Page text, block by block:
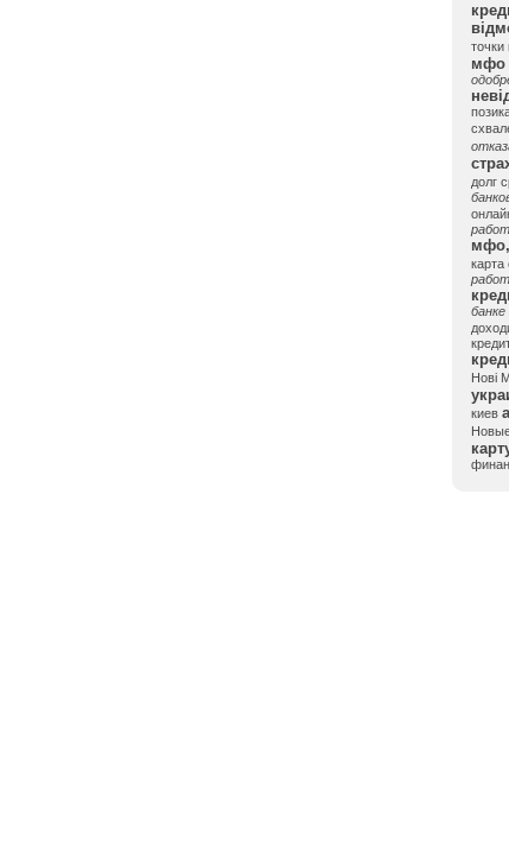
точки
мфо
долг
карта
банке
Нові
киев